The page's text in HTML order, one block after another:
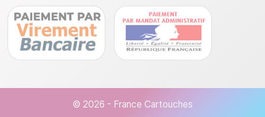
© 2026 - France Cartouches